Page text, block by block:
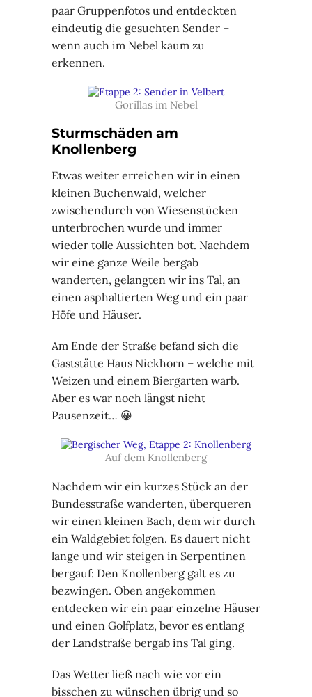
paar Gruppenfotos und entdeckten
eindeutig die gesuchten Sender –
wenn auch im Nebel kaum zu
erkennen.
Gorillas im Nebel
Sturmschäden am
Knollenberg
Etwas weiter erreichen wir in einen
kleinen Buchenwald, welcher
zwischendurch von Wiesenstücken
unterbrochen wurde und immer
wieder tolle Aussichten bot. Nachdem
wir eine ganze Weile bergab
wanderten, gelangten wir ins Tal, an
einen asphaltierten Weg und ein paar
Höfe und Häuser.
Am Ende der Straße befand sich die
Gaststätte Haus Nickhorn – welche mit
Weizen und einem Biergarten warb.
Aber es war noch längst nicht
Pausenzeit… 😀
Auf dem Knollenberg
Nachdem wir ein kurzes Stück an der
Bundesstraße wanderten, überqueren
wir einen kleinen Bach, dem wir durch
ein Waldgebiet folgen. Es dauert nicht
lange und wir steigen in Serpentinen
bergauf: Den Knollenberg galt es zu
bezwingen. Oben angekommen
entdecken wir ein paar einzelne Häuser
und einen Golfplatz, bevor es entlang
der Landstraße bergab ins Tal ging.
Das Wetter ließ nach wie vor ein
bisschen zu wünschen übrig und so